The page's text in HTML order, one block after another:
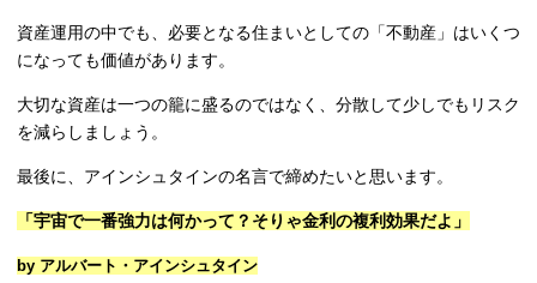
資産運用の中でも、必要となる住まいとしての「不動産」はいくつ
になっても価値があります。
大切な資産は一つの籠に盛るのではなく、分散して少しでもリスク
を減らしましょう。
最後に、アインシュタインの名言で締めたいと思います。
「宇宙で一番強力は何かって？そりゃ金利の複利効果だよ」
by アルバート・アインシュタイン